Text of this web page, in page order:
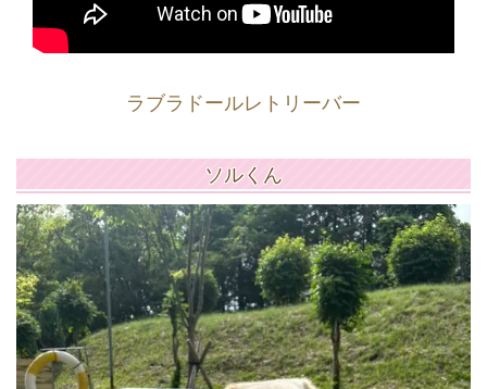
ラブラドールレトリーバー
ソルくん